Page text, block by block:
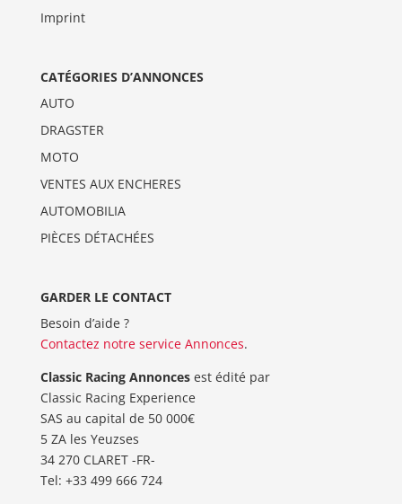
Imprint
CATÉGORIES D’ANNONCES
AUTO
DRAGSTER
MOTO
VENTES AUX ENCHERES
AUTOMOBILIA
PIÈCES DÉTACHÉES
GARDER LE CONTACT
Besoin d’aide ?
Contactez notre service Annonces.
Classic Racing Annoncesest édité par
Classic Racing Experience
SAS au capital de 50 000€
5 ZA les Yeuzses
34 270 CLARET -FR-
Tel: ‭+33 499 666 724‬